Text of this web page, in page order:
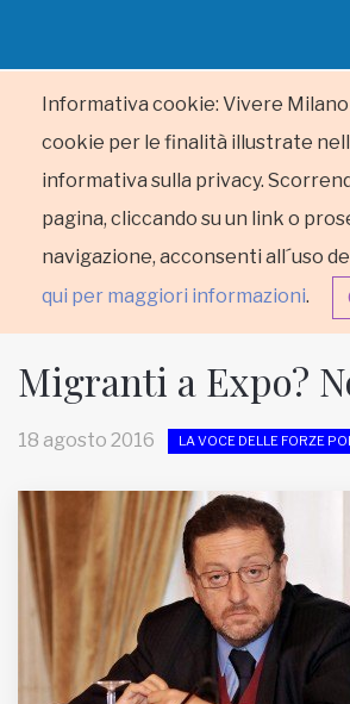
Informativa cookie: Vivere Milano
cookie per le finalità illustrate
informativa sulla privacy.
pagina, cliccando su un link o
navigazione, acconsenti all´uso
qui per maggiori informazioni.
RUBRICHE
Inviateci le vostre segnalazioni
Migranti a Expo?
18 agosto 2016 LA VOCE DELLE FORZE